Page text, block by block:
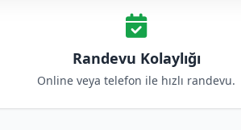
Randevu Kolaylığı
Online veya telefon ile hızlı randevu.